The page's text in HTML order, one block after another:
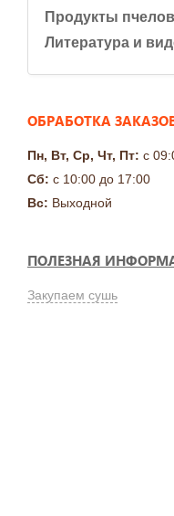
Продукты
Литература и
ОБРАБОТКА
Пн, Вт, Ср, Чт, Пт: с
Сб: с 10:00 до 17:00
Вс: Выходной
ПОЛЕЗНАЯ
Закупаем сушь